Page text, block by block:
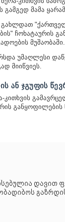
მამა
გახლდათ "
ჩოხატაურის
მუშაობაში.
უმაღლესი
მიიწვიეს.
ᲐᲜ ᲯᲒᲣᲤᲘᲡ
განყოფილების
დავით